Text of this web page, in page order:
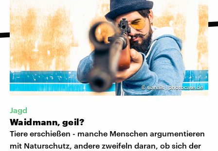
©sïanaïs | photocase.de
Jagd
Waidmann, geil?
Tiere erschießen - manche Menschen argumentieren
mit Naturschutz, andere zweifeln daran, ob sich der